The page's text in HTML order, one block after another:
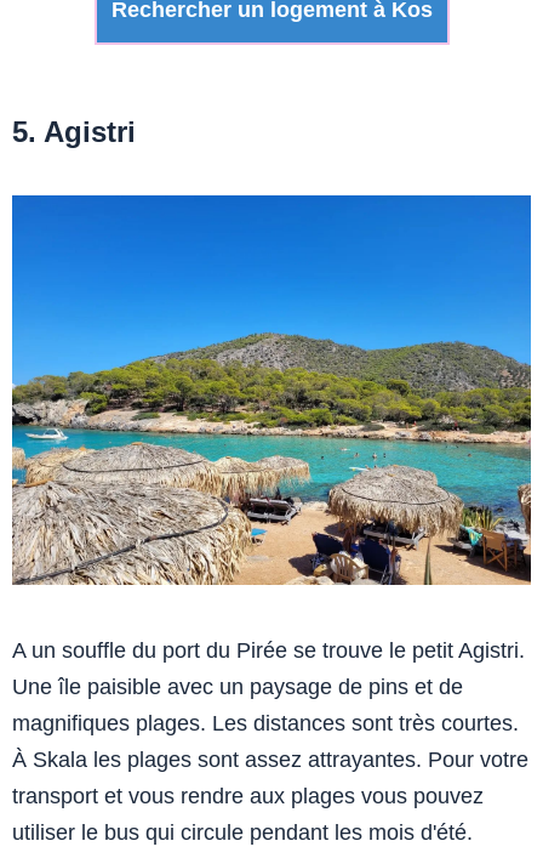
Rechercher un logement à Kos
5. Agistri
A un souffle du port du Pirée se trouve le petit Agistri.
Une île paisible avec un paysage de pins et de
magnifiques plages. Les distances sont très courtes.
À Skala les plages sont assez attrayantes. Pour votre
transport et vous rendre aux plages vous pouvez
utiliser le bus qui circule pendant les mois d'été.